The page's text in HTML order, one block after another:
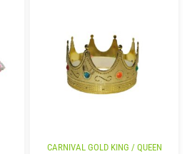
CARNIVAL GOLD KING / QUEEN